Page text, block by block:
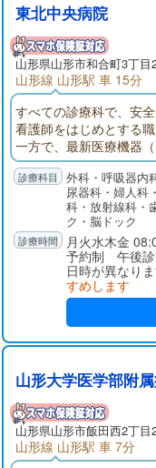
あるため、早期に原因
は、院内での超音波画
通して原因を見極め、
院長は、「自分が患者
の肉親だったら」どう
シーに配慮しつつ、治
を問わず、気になるこ
さい。また、内科では
も対応しています。当
「羽前千歳駅」です。
お車でご来院いただく
東北中央病院
山形県山形市和合町3丁目
山形線 山形駅 車 15分
すべての診療科で、安
看護師をはじめとする
一方で、最新医療機器
Ｔ，腰椎・大腿骨骨密
す。地域の他の医療機
位の医療を実践してお
外科・呼吸器内
尿器科・婦人科
科・放射線科・
ク・脳ドック
月火水木金
予約制 午後診
日時が異なり
すめします
山形大学医学部附
山形県山形市飯田西2丁目
山形線 山形駅 車 7分